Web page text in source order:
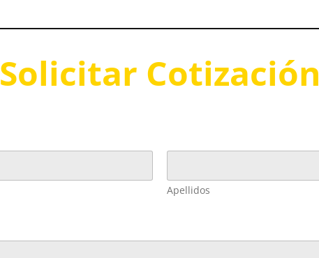
Solicitar Cotización
Apellidos